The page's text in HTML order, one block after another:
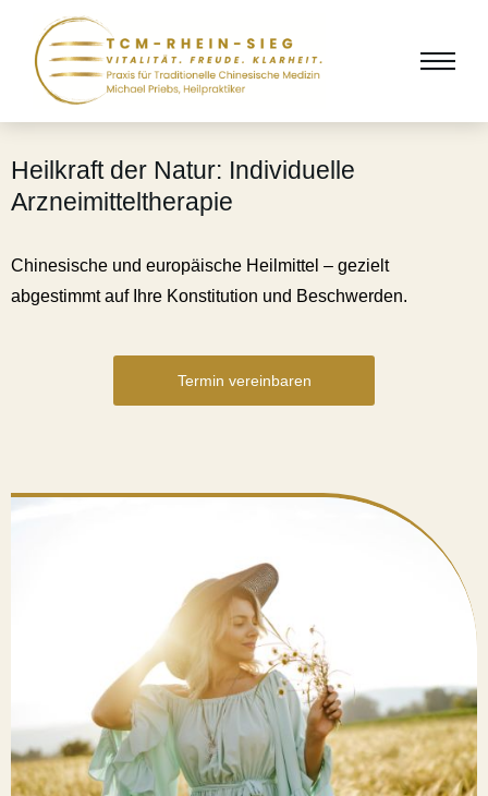
Heilkraft der Natur: Individuelle
Arzneimitteltherapie
Chinesische und europäische Heilmittel – gezielt
abgestimmt auf Ihre Konstitution und Beschwerden.
Termin vereinbaren